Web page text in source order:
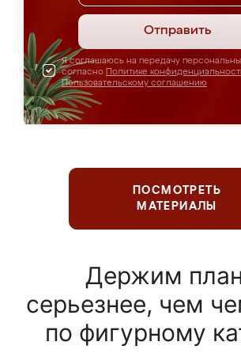
Отправить
Я соглашаюсь на передачу
согласно Политике
Пользовательскому соглашению
ПОСМОТРЕТЬ
МАТЕРИАЛЫ
Держим
серьезнее, чем
по фигурному